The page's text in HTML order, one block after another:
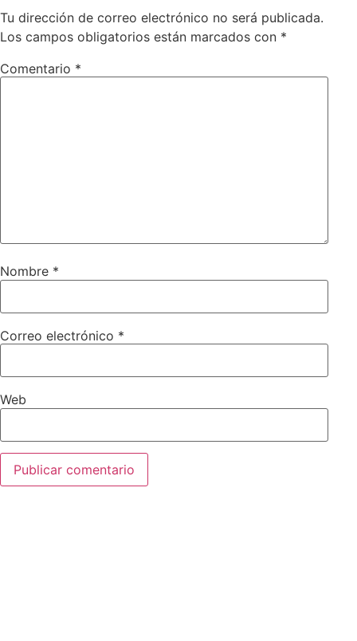
Tu dirección de correo electrónico no será publicada.
Los campos obligatorios están marcados con *
Comentario *
Nombre *
Correo electrónico *
Web